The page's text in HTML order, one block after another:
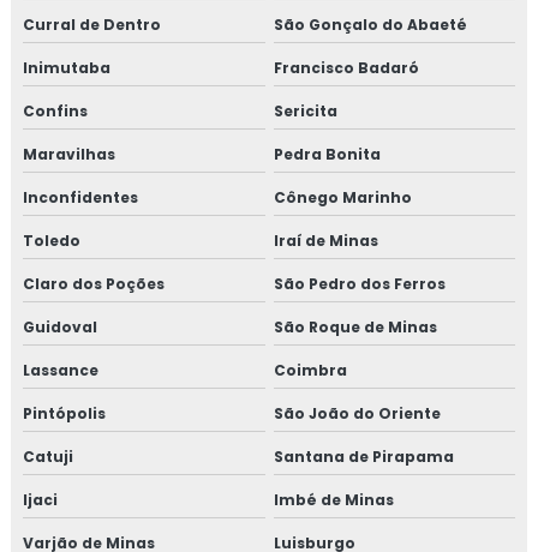
Curral de Dentro São Gonçalo do Abaeté
Inimutaba Francisco Badaró
Confins Sericita
Maravilhas Pedra Bonita
Inconfidentes Cônego Marinho
Toledo Iraí de Minas
Claro dos Poções São Pedro dos Ferros
Guidoval São Roque de Minas
Lassance Coimbra
Pintópolis São João do Oriente
Catuji Santana de Pirapama
Ijaci Imbé de Minas
Varjão de Minas Luisburgo